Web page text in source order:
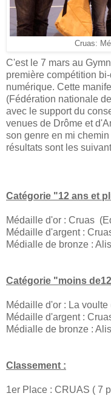
Cruas:
C'est le 7 mars au
première compétition
numérique. Cette
(Fédération nationale
avec le support du
venues de Drôme et
son genre en mi
résultats sont les
Catégorie "12 ans et
Médaille d'or : Cruas
Médaille d'argent :
Médialle de bronze :
Catégorie "moins
Médaille d'or : La
Médaille d'argent :
Médialle de bronze :
Classement :
1er Place : CRUAS ( 7